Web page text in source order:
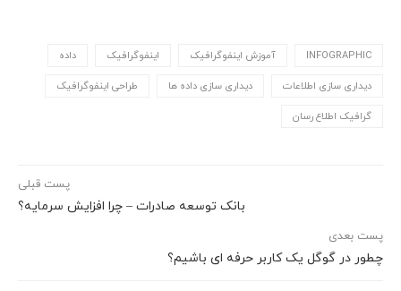
INFOGRAPHIC آموزش اینفوگرافیک اینفوگرافیک داده
دیداری سازی اطلاعات دیداری سازی داده ها طراحی اینفوگرافیک
گرافیک اطلاع رسان
پست قبلی
بانک توسعه صادرات – چرا افزایش سرمایه؟
پست بعدی
چطور در گوگل یک کاربر حرفه ای باشیم؟